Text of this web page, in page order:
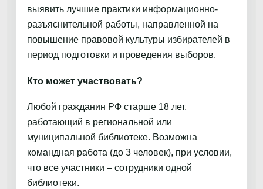
выявить лучшие практики информационно-
разъяснительной работы, направленной на
повышение правовой культуры избирателей в
период подготовки и проведения выборов.
Кто может участвовать?
Любой гражданин РФ старше 18 лет,
работающий в региональной или
муниципальной библиотеке. Возможна
командная работа (до 3 человек), при условии,
что все участники – сотрудники одной
библиотеки.